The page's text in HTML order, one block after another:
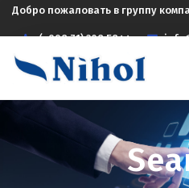
Добро пожаловать в группу
(+998 71) 208 5844